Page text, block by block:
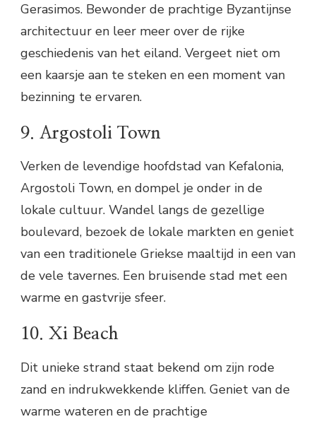
Gerasimos. Bewonder de prachtige Byzantijnse
architectuur en leer meer over de rijke
geschiedenis van het eiland. Vergeet niet om
een kaarsje aan te steken en een moment van
bezinning te ervaren.
9. Argostoli Town
Verken de levendige hoofdstad van Kefalonia,
Argostoli Town, en dompel je onder in de
lokale cultuur. Wandel langs de gezellige
boulevard, bezoek de lokale markten en geniet
van een traditionele Griekse maaltijd in een van
de vele tavernes. Een bruisende stad met een
warme en gastvrije sfeer.
10. Xi Beach
Dit unieke strand staat bekend om zijn rode
zand en indrukwekkende kliffen. Geniet van de
warme wateren en de prachtige